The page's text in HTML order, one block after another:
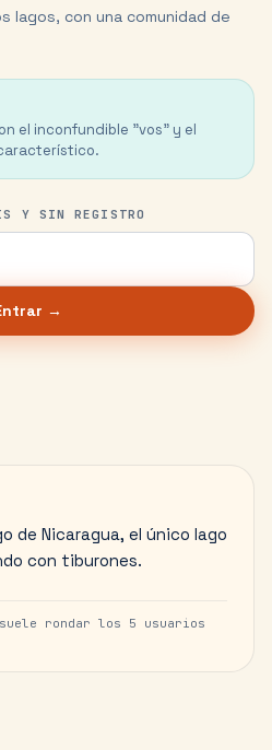
lagos, con una comunidad de
el inconfundible "vos" y el
Y SIN REGISTRO
→
de Nicaragua, el único lago
con tiburones.
suele rondar los 5 usuarios